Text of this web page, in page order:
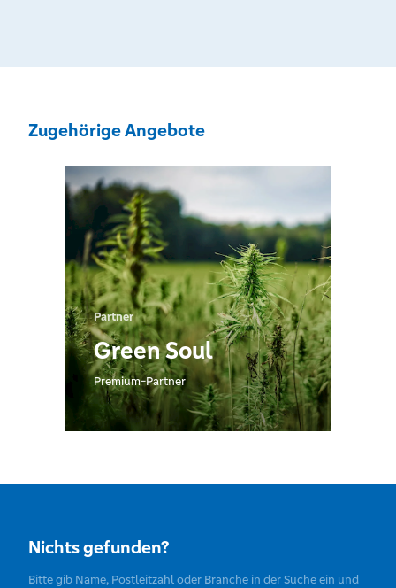
Zugehörige Angebote
Partner
Green Soul
Premium-Partner
Nichts gefunden?
Bitte gib Name, Postleitzahl oder Branche in der Suche ein und